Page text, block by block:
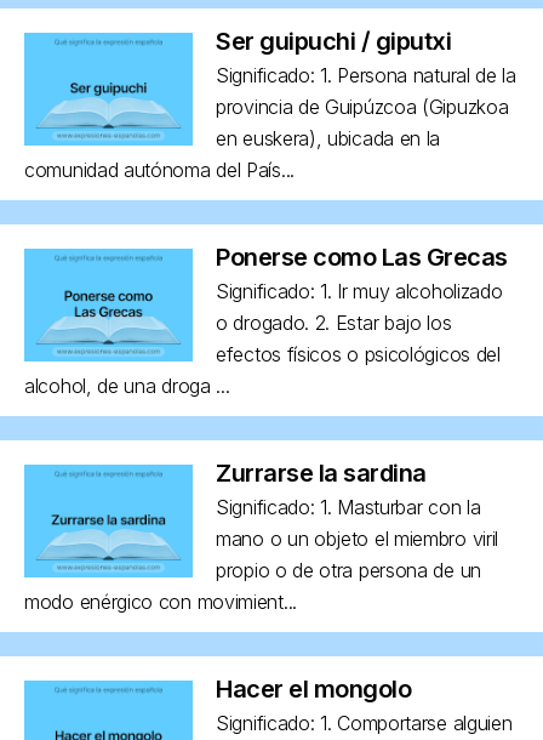
Ser guipuchi / giputxi
Significado: 1. Persona natural de la
provincia de Guipúzcoa (Gipuzkoa
en euskera), ubicada en la
comunidad autónoma del País...
Ponerse como Las Grecas
Significado: 1. Ir muy alcoholizado
o drogado. 2. Estar bajo los
efectos físicos o psicológicos del
alcohol, de una droga ...
Zurrarse la sardina
Significado: 1. Masturbar con la
mano o un objeto el miembro viril
propio o de otra persona de un
modo enérgico con movimient...
Hacer el mongolo
Significado: 1. Comportarse alguien